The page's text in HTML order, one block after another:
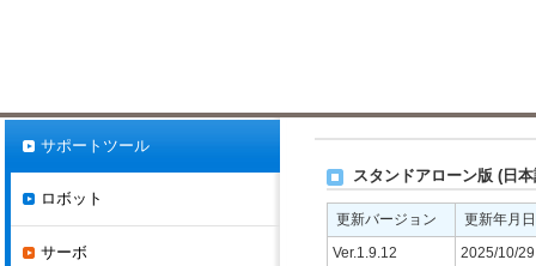
スタンドアローン版 (日
更新バージョン
更新年月日
Ver.1.9.12
2025/10/29
サポートツール
ロボット
サーボ